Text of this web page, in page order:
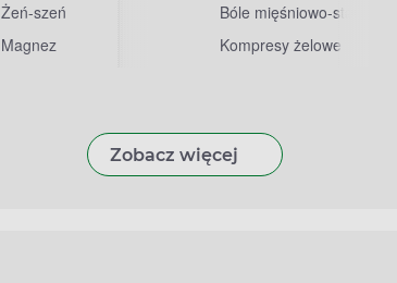
Żeń-szeń
Magnez
Bóle mięśniowo-stawowe
Kompresy żelowe
Zobacz więcej